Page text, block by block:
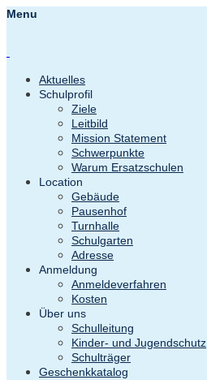
Menu
Aktuelles
Schulprofil
Ziele
Leitbild
Mission Statement
Schwerpunkte
Warum Ersatzschulen
Location
Gebäude
Pausenhof
Turnhalle
Schulgarten
Adresse
Anmeldung
Anmeldeverfahren
Kosten
Über uns
Schulleitung
Kinder- und Jugendschutz
Schulträger
Geschenkkatalog